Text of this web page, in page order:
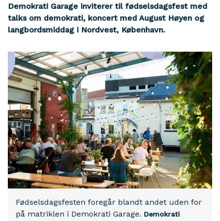
Demokrati Garage inviterer til fødselsdagsfest med
talks om demokrati, koncert med August Høyen og
langbordsmiddag i Nordvest, København.
Fødselsdagsfesten foregår blandt andet uden for
på matriklen i Demokrati Garage. Demokrati